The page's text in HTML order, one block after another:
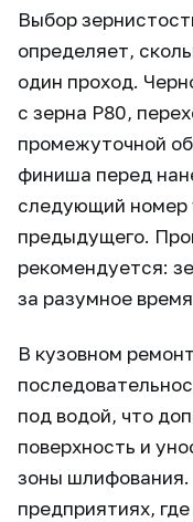
Выбор
определяет,
один проход.
с зерна Р80,
промежуточной
финиша перед
следующий номер
предыдущего.
рекомендуется:
за разумное
В кузовном
под водой, что
поверхность и
зоны
предприятиях,